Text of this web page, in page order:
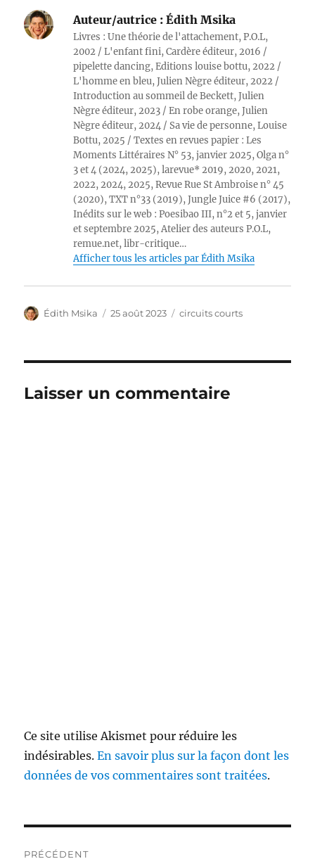
Auteur/autrice : Édith Msika
Livres : Une théorie de l'attachement, P.O.L,
2002 / L'enfant fini, Cardère éditeur, 2016 /
pipelette dancing, Editions louise bottu, 2022 /
L'homme en bleu, Julien Nègre éditeur, 2022 /
Introduction au sommeil de Beckett, Julien
Nègre éditeur, 2023 / En robe orange, Julien
Nègre éditeur, 2024 / Sa vie de personne, Louise
Bottu, 2025 / Textes en revues papier : Les
Moments Littéraires N° 53, janvier 2025, Olga n°
3 et 4 (2024, 2025), larevue* 2019, 2020, 2021,
2022, 2024, 2025, Revue Rue St Ambroise n° 45
(2020), TXT n°33 (2019), Jungle Juice #6 (2017),
Inédits sur le web : Poesibao III, n°2 et 5, janvier
et septembre 2025, Atelier des auteurs P.O.L,
remue.net, libr-critique…
Afficher tous les articles par Édith Msika
Auteur
Édith Msika
Publié
25 août 2023 Catégories
circuits courts
Laisser un commentaire
Ce site utilise Akismet pour réduire les
indésirables.En savoir plus sur la façon dont les
données de vos commentaires sont traitées.
PRÉCÉDENT